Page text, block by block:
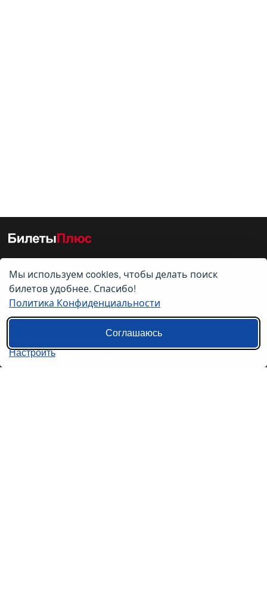
О нас
О компании
Контакты
Пользовательское соглашение
Мы используем cookies, чтобы делать поиск
билетов удобнее. Спасибо!
Политика Конфиденциальности
Соглашаюсь
Настроить